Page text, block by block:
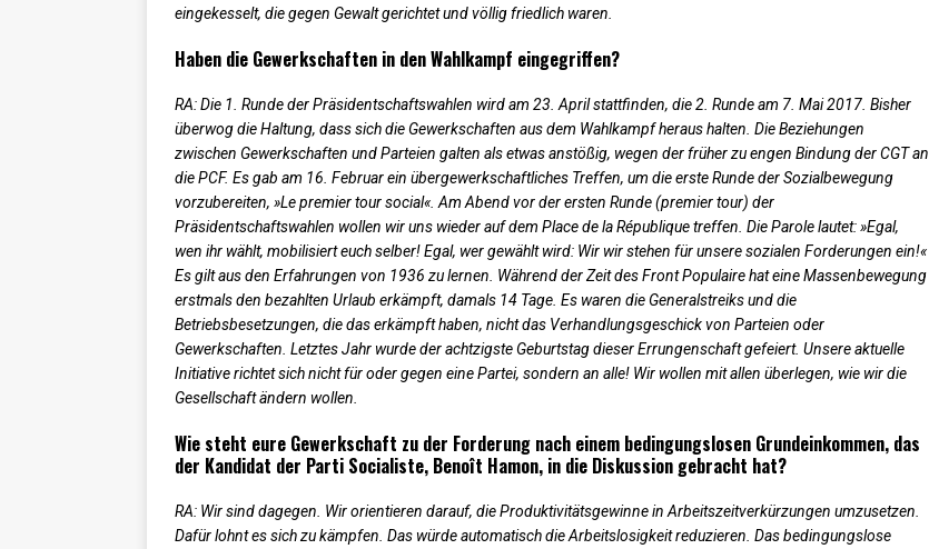
eingekesselt, die gegen Gewalt gerichtet und völlig friedlich waren.
Haben die Gewerkschaften in den Wahlkampf eingegriffen?
RA: Die 1. Runde der Präsidentschaftswahlen wird am 23. April stattfinden, die 2. Runde am 7. Mai 2017. Bisher
überwog die Haltung, dass sich die Gewerkschaften aus dem Wahlkampf heraus halten. Die Beziehungen
zwischen Gewerkschaften und Parteien galten als etwas anstößig, wegen der früher zu engen Bindung der CGT an
die PCF. Es gab am 16. Februar ein übergewerkschaftliches Treffen, um die erste Runde der Sozialbewegung
vorzubereiten, »Le premier tour social«. Am Abend vor der ersten Runde (premier tour) der
Präsidentschaftswahlen wollen wir uns wieder auf dem Place de la République treffen. Die Parole lautet: »Egal,
wen ihr wählt, mobilisiert euch selber! Egal, wer gewählt wird: Wir wir stehen für unsere sozialen Forderungen ein!«
Es gilt aus den Erfahrungen von 1936 zu lernen. Während der Zeit des Front Populaire hat eine Massenbewegung
erstmals den bezahlten Urlaub erkämpft, damals 14 Tage. Es waren die Generalstreiks und die
Betriebsbesetzungen, die das erkämpft haben, nicht das Verhandlungsgeschick von Parteien oder
Gewerkschaften. Letztes Jahr wurde der achtzigste Geburtstag dieser Errungenschaft gefeiert. Unsere aktuelle
Initiative richtet sich nicht für oder gegen eine Partei, sondern an alle! Wir wollen mit allen überlegen, wie wir die
Gesellschaft ändern wollen.
Wie steht eure Gewerkschaft zu der Forderung nach einem bedingungslosen Grundeinkommen, das
der Kandidat der Parti Socialiste, Benoît Hamon, in die Diskussion gebracht hat?
RA: Wir sind dagegen. Wir orientieren darauf, die Produktivitätsgewinne in Arbeitszeitverkürzungen umzusetzen.
Dafür lohnt es sich zu kämpfen. Das würde automatisch die Arbeitslosigkeit reduzieren. Das bedingungslose